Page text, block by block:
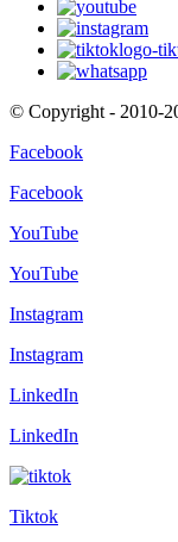
© Copyright - 2010-
Facebook
Facebook
YouTube
YouTube
Instagram
Instagram
LinkedIn
LinkedIn
Tiktok